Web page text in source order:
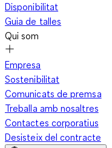
Disponibilitat
Guia de talles
Qui som
Empresa
Sostenibilitat
Comunicats de premsa
Treballa amb nosaltres
Contactes corporatius
Desisteix del contracte